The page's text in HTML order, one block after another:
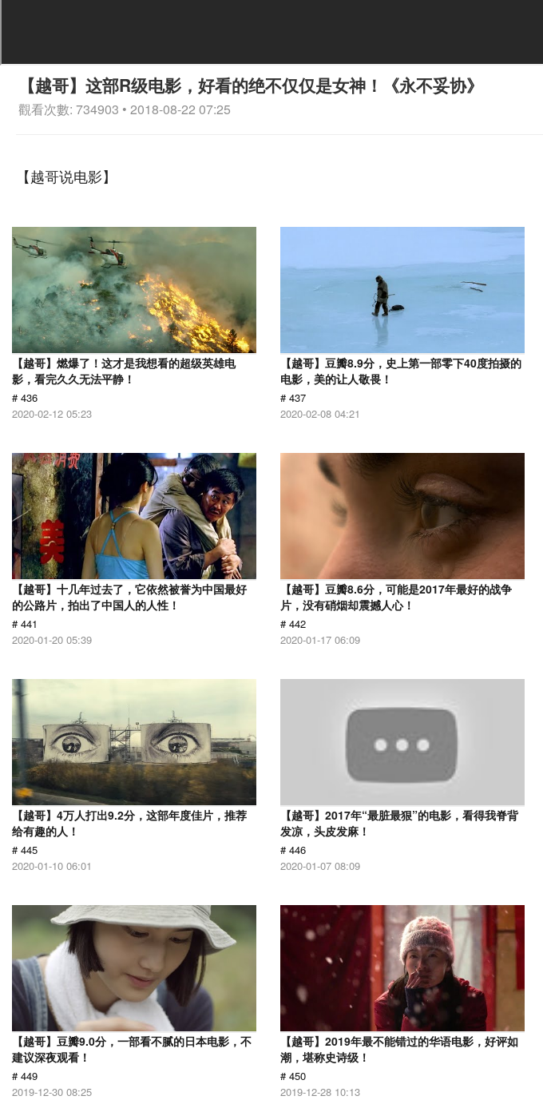
【越哥】这部R级电影，好看的绝不仅仅是女神！《永不妥协》
觀看次數: 734903 • 2018-08-22 07:25
【越哥说电影】
【越哥】燃爆了！这才是我想看的超级英雄电
影，看完久久无法平静！
# 436
2020-02-12 05:23
【越哥】豆瓣8.9分，史上第一部零下40度拍摄的
电影，美的让人敬畏！
# 437
2020-02-08 04:21
【越哥】十几年过去了，它依然被誉为中国最好
的公路片，拍出了中国人的人性！
# 441
2020-01-20 05:39
【越哥】豆瓣8.6分，可能是2017年最好的战争
片，没有硝烟却震撼人心！
# 442
2020-01-17 06:09
【越哥】4万人打出9.2分，这部年度佳片，推荐
给有趣的人！
# 445
2020-01-10 06:01
【越哥】2017年“最脏最狠”的电影，看得我脊背
发凉，头皮发麻！
# 446
2020-01-07 08:09
【越哥】豆瓣9.0分，一部看不腻的日本电影，不
建议深夜观看！
# 449
2019-12-30 08:25
【越哥】2019年最不能错过的华语电影，好评如
潮，堪称史诗级！
# 450
2019-12-28 10:13